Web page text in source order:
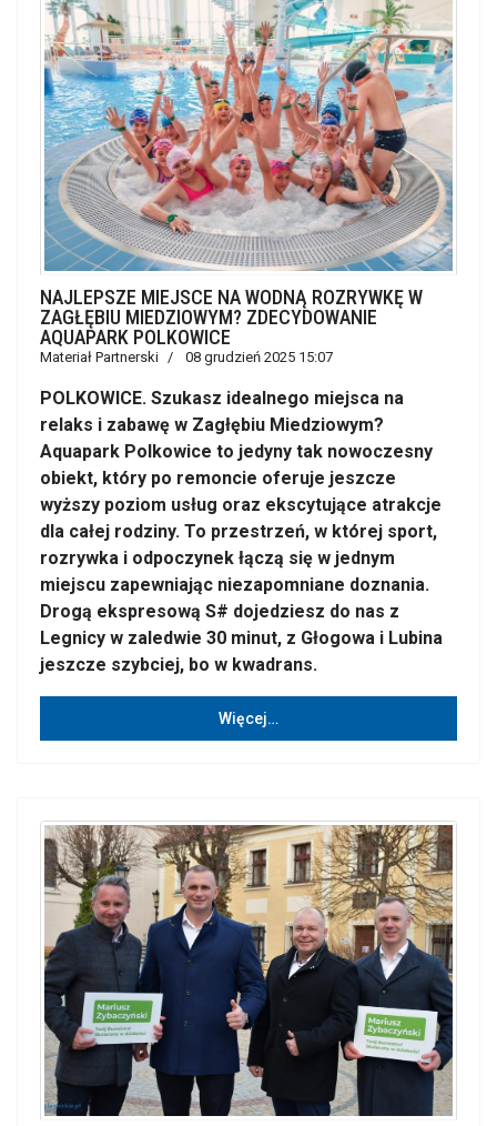
NAJLEPSZE MIEJSCE NA WODNĄ ROZRYWKĘ W
ZAGŁĘBIU MIEDZIOWYM? ZDECYDOWANIE
AQUAPARK POLKOWICE
Materiał Partnerski 08 grudzień 2025 15:07
POLKOWICE. Szukasz idealnego miejsca na
relaks i zabawę w Zagłębiu Miedziowym?
Aquapark Polkowice to jedyny tak nowoczesny
obiekt, który po remoncie oferuje jeszcze
wyższy poziom usług oraz ekscytujące atrakcje
dla całej rodziny. To przestrzeń, w której sport,
rozrywka i odpoczynek łączą się w jednym
miejscu zapewniając niezapomniane doznania.
Drogą ekspresową S# dojedziesz do nas z
Legnicy w zaledwie 30 minut, z Głogowa i Lubina
jeszcze szybciej, bo w kwadrans.
Więcej…